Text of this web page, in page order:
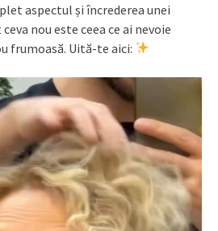
aspectul și încrederea unei
nou este ceea ce ai nevoie
frumoasă. Uită-te aici: